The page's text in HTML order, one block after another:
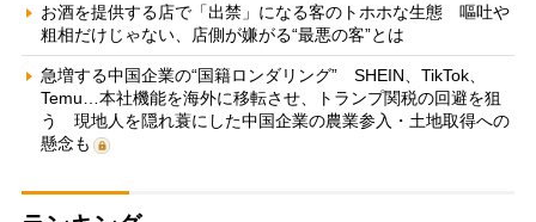
お酒を提供する店で「出禁」になる客のトホホな生態 嘔吐や
粗相だけじゃない、店側が嫌がる“最悪の客”とは
急増する中国企業の“国籍ロンダリング” SHEIN、TikTok、
Temu…本社機能を海外に移転させ、トランプ関税の回避を狙
う 現地人を隠れ蓑にした中国企業の農業参入・土地取得への
懸念も